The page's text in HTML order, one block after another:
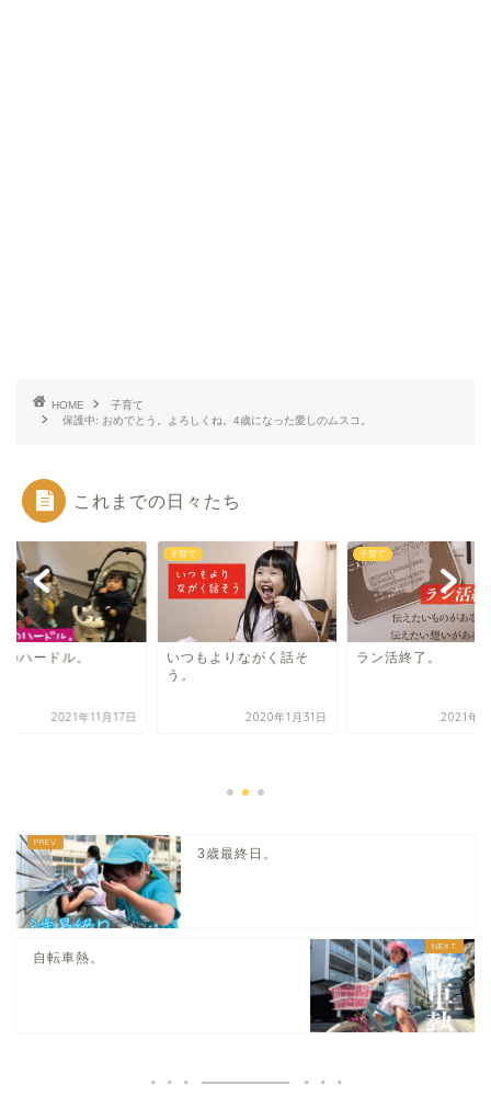
HOME
子育て
保護中: おめでとう。よろしくね。4歳になった愛しのムスコ。
これまでの日々たち
のハードル。
2021年11月17日
子育て
いつもよりながく話そ
う。
2020年1月31日
子育て
ラン活終了。
2021年3
3歳最終日。
自転車熱。